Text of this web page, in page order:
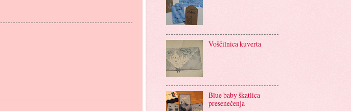
Voščilnica kuverta
Blue baby škatlica
presenečenja